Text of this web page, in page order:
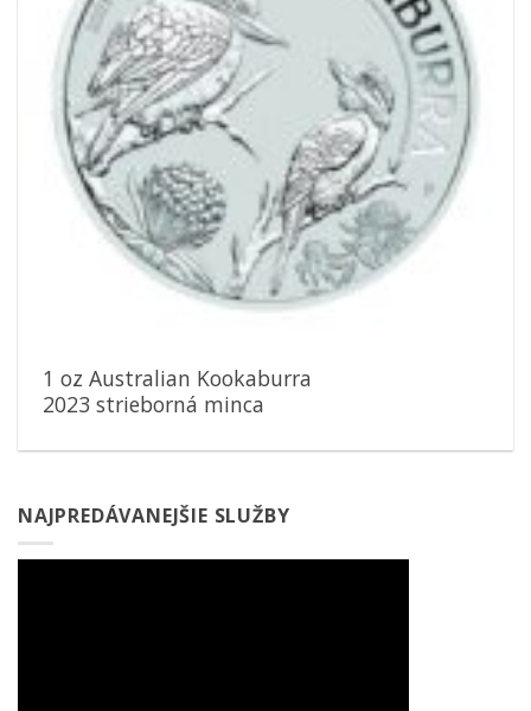
1 oz Australian Kookaburra
2023 strieborná minca
NAJPREDÁVANEJŠIE SLUŽBY